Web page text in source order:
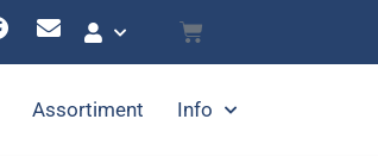
Assortiment Info